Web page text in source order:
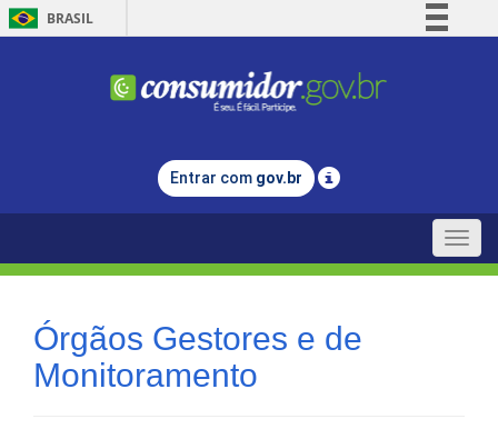
BRASIL
Comunica BR
Legislação
Entrar com gov.br
Toggle
Órgãos Gestores e de
Monitoramento